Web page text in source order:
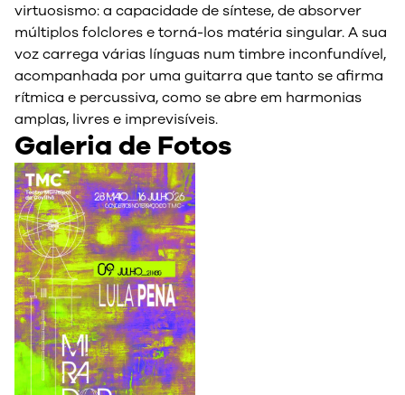
virtuosismo: a capacidade de síntese, de absorver
múltiplos folclores e torná-los matéria singular. A sua
voz carrega várias línguas num timbre inconfundível,
acompanhada por uma guitarra que tanto se afirma
rítmica e percussiva, como se abre em harmonias
amplas, livres e imprevisíveis.
Galeria de Fotos